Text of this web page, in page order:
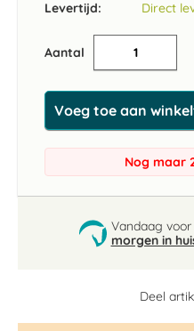
Deel
Levertijd: Direct
Aantal
Voeg toe aan
Nog maar
Vandaag voor
morgen in